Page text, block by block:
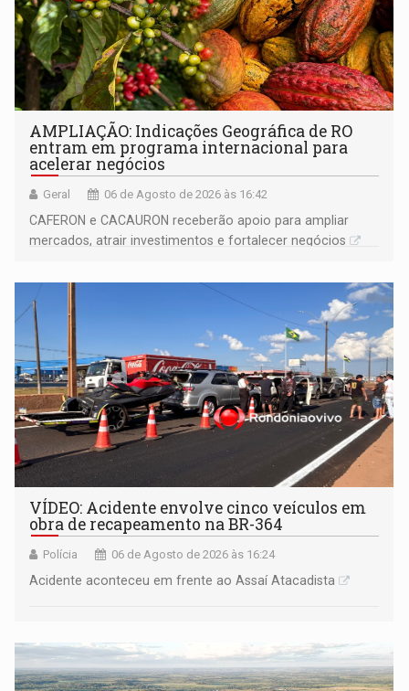
AMPLIAÇÃO: Indicações Geográfica de RO
entram em programa internacional para
acelerar negócios
Geral 06 de Agosto de 2026 às 16:42
CAFERON e CACAURON receberão apoio para ampliar
mercados, atrair investimentos e fortalecer negócios
VÍDEO: Acidente envolve cinco veículos em
obra de recapeamento na BR-364
Polícia 06 de Agosto de 2026 às 16:24
Acidente aconteceu em frente ao Assaí Atacadista